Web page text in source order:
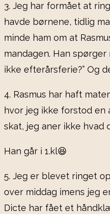
3. Jeg har formået at
havde børnene, tidlig
minde ham om at
mandagen. Han spørger
ikke efterårsferie?” Og
4. Rasmus har haft
hvor jeg ikke forstod en
skat, jeg aner ikke hvad
Han går i 1.kl😆
5. Jeg er blevet ringet
over middag imens jeg
Dicte har fået et